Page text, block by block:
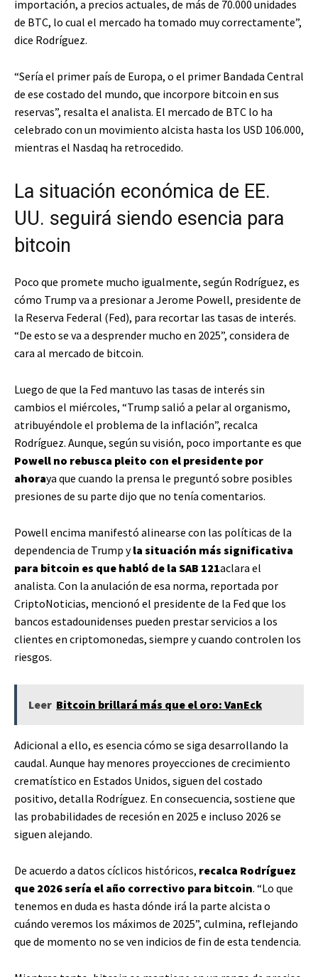
importación, a precios actuales, de más de 70.000 unidades
de BTC, lo cual el mercado ha tomado muy correctamente”,
dice Rodríguez.
“Sería el primer país de Europa, o el primer Bandada Central
de ese costado del mundo, que incorpore bitcoin en sus
reservas”, resalta el analista. El mercado de BTC lo ha
celebrado con un movimiento alcista hasta los USD 106.000,
mientras el Nasdaq ha retrocedido.
La situación económica de EE.
UU. seguirá siendo esencia para
bitcoin
Poco que promete mucho igualmente, según Rodríguez, es
cómo Trump va a presionar a Jerome Powell, presidente de
la Reserva Federal (Fed), para recortar las tasas de interés.
“De esto se va a desprender mucho en 2025”, considera de
cara al mercado de bitcoin.
Luego de que la Fed mantuvo las tasas de interés sin
cambios el miércoles, “Trump salió a pelar al organismo,
atribuyéndole el problema de la inflación”, recalca
Rodríguez. Aunque, según su visión, poco importante es que
Powell no rebusca pleito con el presidente por
ahoraya que cuando la prensa le preguntó sobre posibles
presiones de su parte dijo que no tenía comentarios.
Powell encima manifestó alinearse con las políticas de la
dependencia de Trump yla situación más significativa
para bitcoin es que habló de la SAB 121aclara el
analista. Con la anulación de esa norma, reportada por
CriptoNoticias, mencionó el presidente de la Fed que los
bancos estadounidenses pueden prestar servicios a los
clientes en criptomonedas, siempre y cuando controlen los
riesgos.
Leer Bitcoin brillará más que el oro: VanEck
Adicional a ello, es esencia cómo se siga desarrollando la
caudal. Aunque hay menores proyecciones de crecimiento
crematístico en Estados Unidos, siguen del costado
positivo, detalla Rodríguez. En consecuencia, sostiene que
las probabilidades de recesión en 2025 e incluso 2026 se
siguen alejando.
De acuerdo a datos cíclicos históricos, recalca Rodríguez
que 2026 sería el año correctivo para bitcoin. “Lo que
tenemos en duda es hasta dónde irá la parte alcista o
cuándo veremos los máximos de 2025”, culmina, reflejando
que de momento no se ven indicios de fin de esta tendencia.